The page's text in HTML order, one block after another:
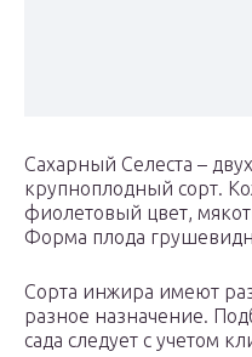
Сахарный Селеста –
крупноплодный сорт.
фиолетовый цвет,
Форма плода
Сорта инжира имеют
разное назначение.
сада следует с учетом